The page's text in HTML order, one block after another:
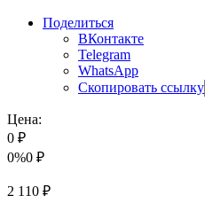
Поделиться
ВКонтакте
Telegram
WhatsApp
Скопировать ссылку
Цена:
0 ₽
0%0 ₽
2 110 ₽